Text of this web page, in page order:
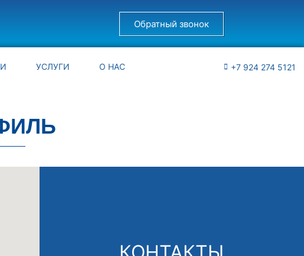
Обратный звонок
УСЛУГИ О НАС +7 924 274 5121